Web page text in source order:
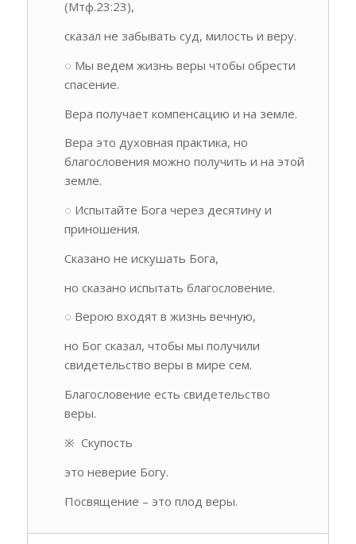
(Мтф.23:23),
сказал не забывать суд, милость и веру.
◌ Мы ведем жизнь веры чтобы обрести
спасение.
Вера получает компенсацию и на земле.
Вера это духовная практика, но
благословения можно получить и на этой
земле.
◌ Испытайте Бога через десятину и
приношения.
Сказано не искушать Бога,
но сказано испытать благословение.
◌ Верою входят в жизнь вечную,
но Бог сказал, чтобы мы получили
свидетельство веры в мире сем.
Благословение есть свидетельство
веры.
※ Скупость
это неверие Богу.
Посвящение – это плод веры.